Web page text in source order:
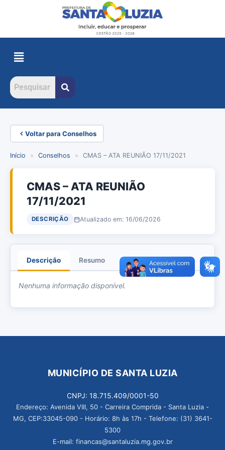
Voltar para Conselhos
Início » Conselhos » CMAS – ATA REUNIÃO 17/11/2021
CMAS – ATA REUNIÃO
17/11/2021
DESCRIÇÃO Atualizado em: 16/06/2026
Descrição Resumo Anexos
Nenhuma informação disponível.
MUNICÍPIO DE SANTA LUZIA
CNPJ: 18.715.409/0001-50
Endereço: Avenida VIII, 50 - Carreira Comprida - Santa Luzia -
MG, CEP:33045-090 - Horário: 8h às 17h - Telefone: (31) 3641-
5300
E-mail: financas@santaluzia.mg.gov.br